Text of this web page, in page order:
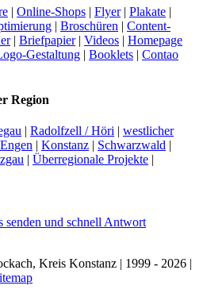
| Online-Shops | Flyer| Plakate |
| Broschüren | Content-
| Briefpapier| Videos | Homepage
Gestaltung | Booklets | Contao
Region
Radolfzell / Höri
westlicher
Engen Konstanz Schwarzwald
Überregionale Projekte
senden und schnell Antwort
Kreis Konstanz | 1999 - 2026 |